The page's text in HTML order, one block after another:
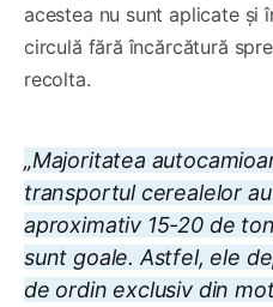
acestea nu sunt aplicate și
circulă fără încărcătură
recolta.
„Majoritatea
transportul cerealelor
aproximativ 15-20 de
sunt goale. Astfel, ele
de ordin exclusiv din